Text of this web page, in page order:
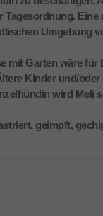
Tagesordnung.
Umgebung
mit Garten wäre
Kinder und/
wird Meli
geimpft,